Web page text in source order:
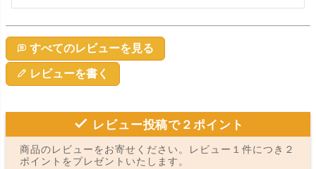
すべてのレビューを見る
レビューを書く
レビュー投稿で２ポイント
商品のレビューをお寄せください。レビュー１件につき２
ポイントをプレゼントいたします。